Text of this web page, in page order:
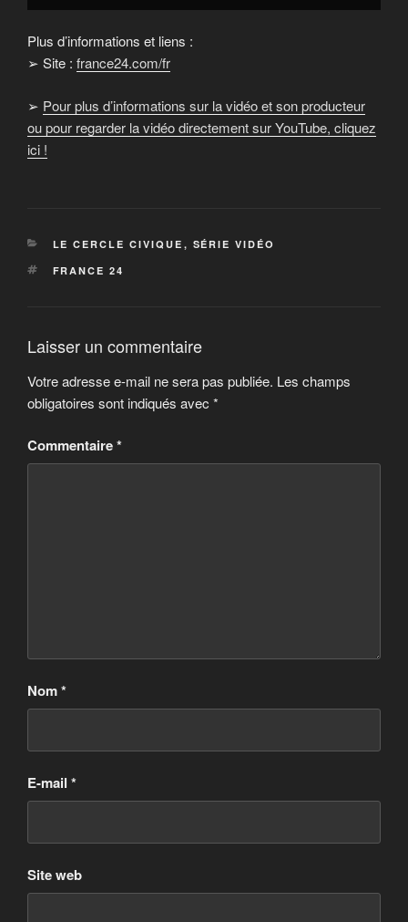
Plus d’informations et liens :
➢ Site : france24.com/fr
➢ Pour plus d’informations sur la vidéo et son producteur
ou pour regarder la vidéo directement sur YouTube, cliquez
ici !
CATÉGORIES
LE CERCLE CIVIQUE , SÉRIE VIDÉO
ÉTIQUETTES
FRANCE 24
Laisser un commentaire
Votre adresse e-mail ne sera pas publiée. Les champs
obligatoires sont indiqués avec *
Commentaire*
Nom*
E-mail *
Site web